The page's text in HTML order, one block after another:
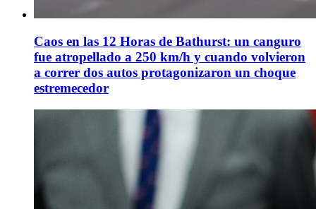
Caos en las 12 Horas de Bathurst: un canguro
fue atropellado a 250 km/h y cuando volvieron
a correr dos autos protagonizaron un choque
estremecedor